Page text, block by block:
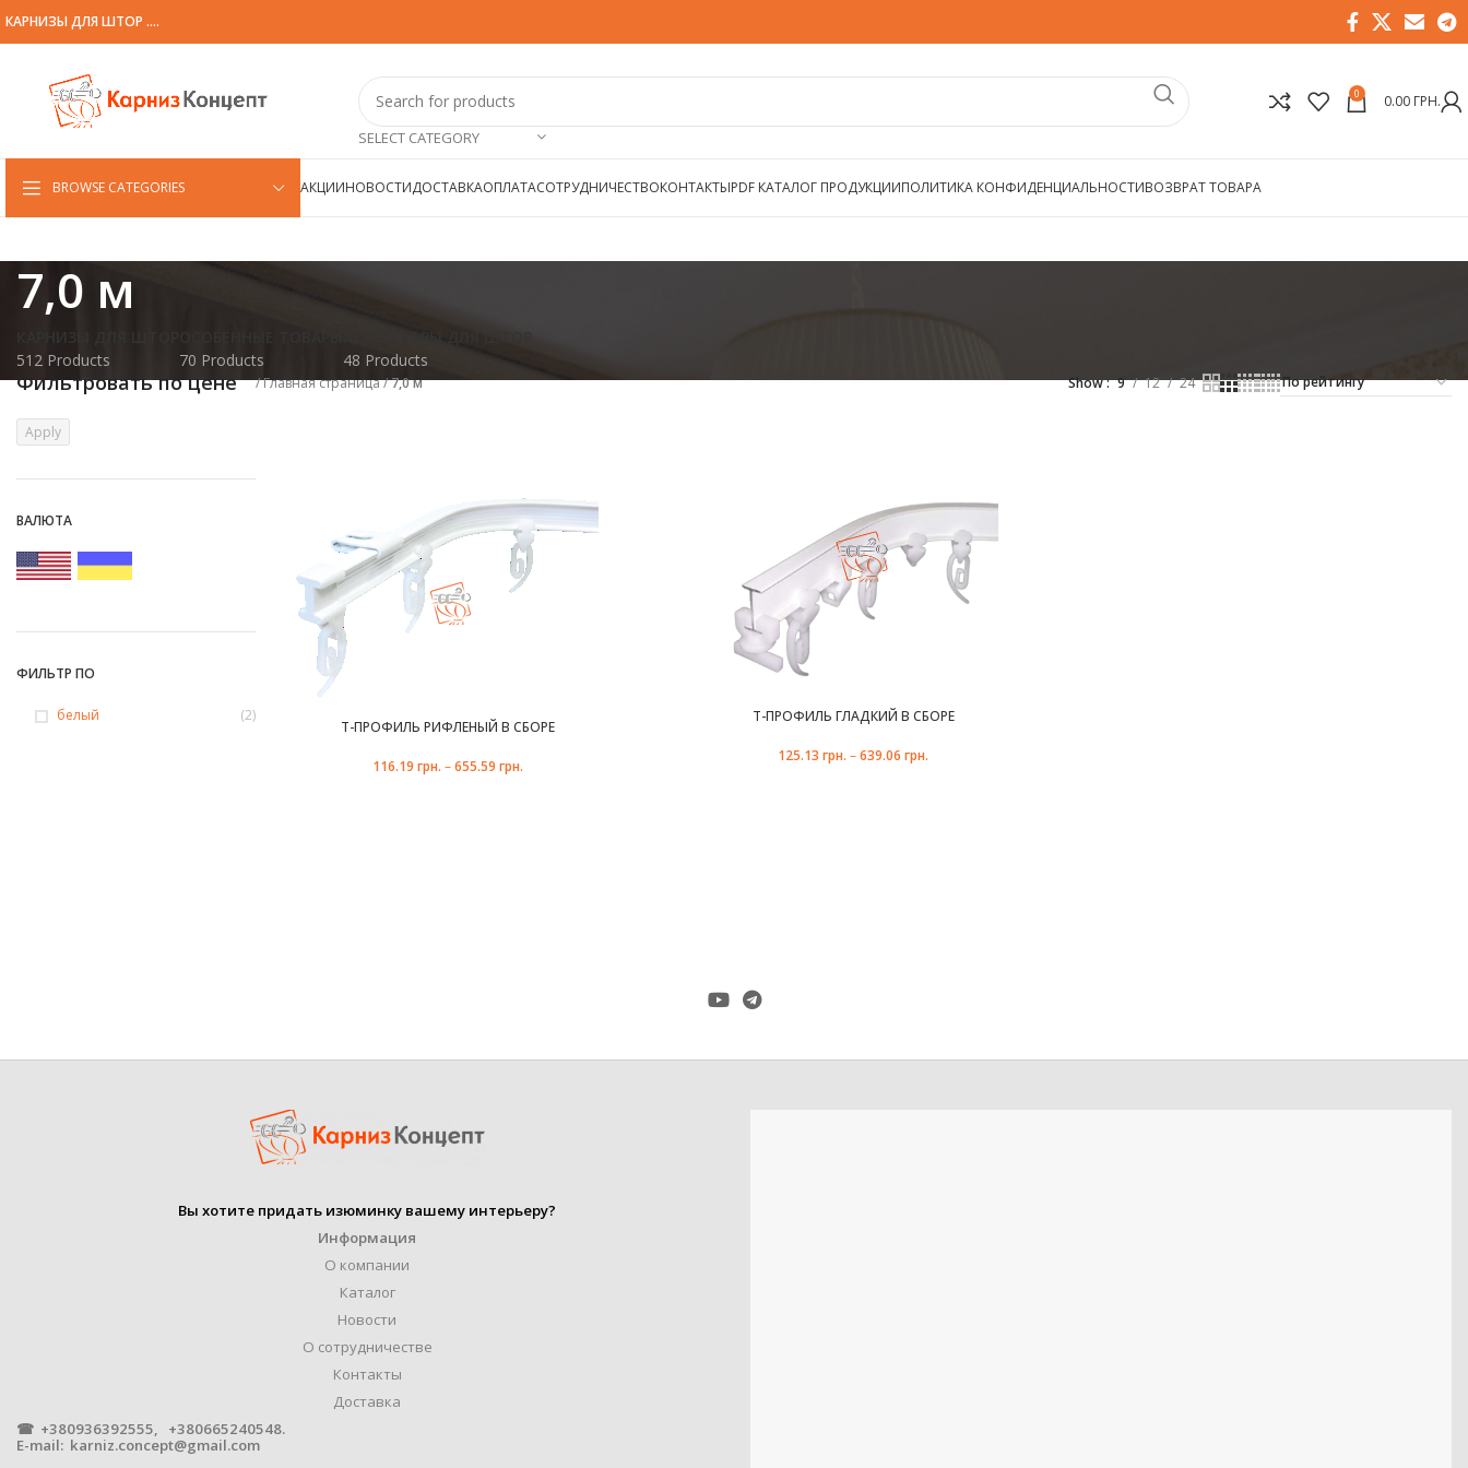
КАРНИЗЫ ДЛЯ ШТОР ....
SELECT CATEGORY
0 0.00 ГРН.
BROWSE CATEGORIES АКЦИИНОВОСТИДОСТАВКАОПЛАТАСОТРУДНИЧЕСТВОКОНТАКТЫPDF КАТАЛОГ ПРОДУКЦИИПОЛИТИКА КОНФИДЕНЦИАЛЬНОСТИВОЗВРАТ ТОВАРА
7,0 м
512 Products
70 Products
48 Products
Фильтровать по цене
Apply
ВАЛЮТА
ФИЛЬТР ПО
белый (2)
/Главная страница/7,0 м Show 9 12 24
Т-ПРОФИЛЬ РИФЛЕНЫЙ В СБОРЕ
116.19 грн. –655.59 грн.
Т-ПРОФИЛЬ ГЛАДКИЙ В СБОРЕ
125.13грн. –639.06грн.
Вы хотите придать изюминку вашему интерьеру?
Информация
О компании
Каталог
Новости
О сотрудничестве
Контакты
Доставка
☎ +380936392555, +380665240548.
E-mail: karniz.concept@gmail.com